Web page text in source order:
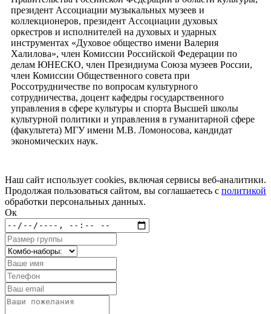
президент Ассоциации музыкальных музеев и
коллекционеров, президент Ассоциации духовых
оркестров и исполнителей на духовых и ударных
инструментах «Духовое общество имени Валерия
Халилова», член Комиссии Российской Федерации по
делам ЮНЕСКО, член Президиума Союза музеев России,
член Комиссии Общественного совета при
Россотрудничестве по вопросам культурного
сотрудничества, доцент кафедры государственного
управления в сфере культуры и спорта Высшей школы
культурной политики и управления в гуманитарной сфере
(факультета) МГУ имени М.В. Ломоносова, кандидат
экономических наук.
Наш сайт использует cookies, включая сервисы веб-аналитики.
Продолжая пользоваться сайтом, вы соглашаетесь с политикой
обработки персональных данных.
Ок